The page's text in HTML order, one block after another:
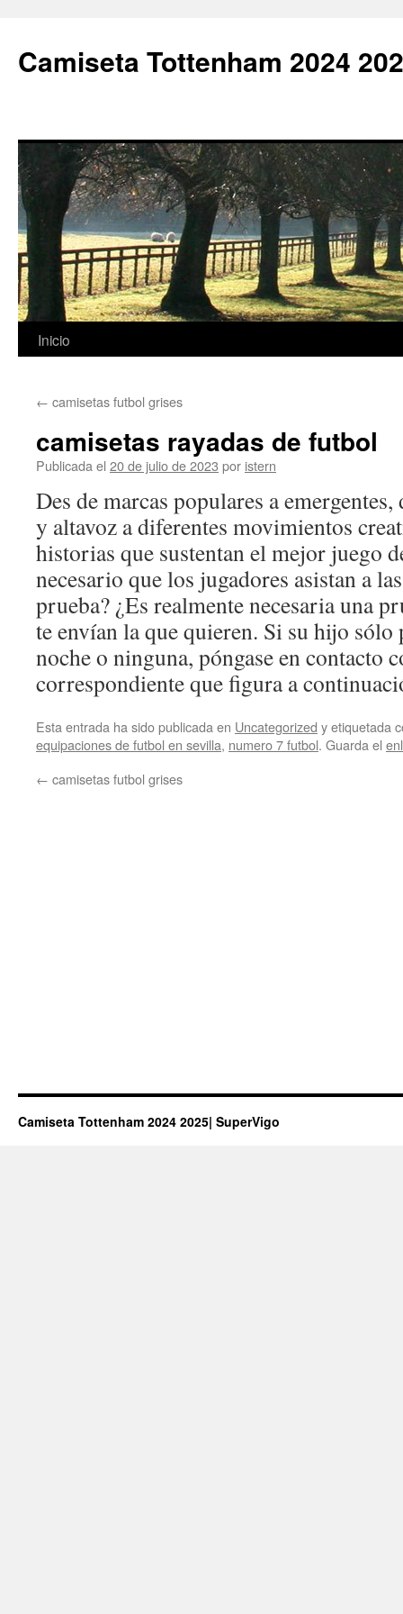
Camiseta Tottenham 2024
Saltar
contenido
Inicio
← camisetas futbol grises
camisetas rayadas de futbol
Publicada el 20 de julio de 2023 por istern
Des de marcas populares a
y altavoz a diferentes movimientos
historias que sustentan el mejor juego
necesario que los jugadores asistan a
prueba? ¿Es realmente necesaria una
te envían la que quieren. Si su hijo sólo
noche o ninguna, póngase en contacto
correspondiente que figura a
Esta entrada ha sido publicada en Uncategorized y etiquetada
equipaciones de futbol en sevilla, numero 7 futbol. Guarda el
← camisetas futbol grises
Camiseta Tottenham 2024 2025| SuperVigo